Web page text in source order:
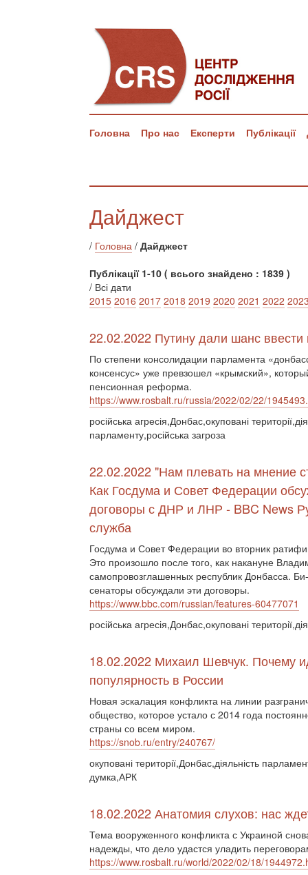
Головна Про нас Експерти Публікації
Дайджест
/ Головна / Дайджест
Публікації 1-10 ( всього знайдено : 1839 )
/ Всі дати
2015 2016 2017 2018 2019 2020 2021 2022
22.02.2022 Путину дали шанс ввести
По степени консолидации парламента
консенсус» уже превзошел «крымский»,
пенсионная реформа.
https://www.rosbalt.ru/russia/2022/02/22/
російська агресія,Донбас,окуповані
парламенту,російська загроза
22.02.2022 "Нам плевать на мнение
Как Госдума и Совет Федерации
договоры с ДНР и ЛНР - BBC News
служба
Госдума и Совет Федерации во вторник
Это произошло после того, как накануне
самопровозглашенных республик Донбасса.
сенаторы обсуждали эти договоры.
https://www.bbc.com/russian/features-60477071
російська агресія,Донбас,окуповані
18.02.2022 Михаил Шевчук. Почему
популярность в России
Новая эскалация конфликта на линии
общество, которое устало с 2014 года
страны со всем миром.
https://snob.ru/entry/240767/
окуповані території,Донбас,діяльність
думка,АРК
18.02.2022 Анатомия слухов: нас
Тема вооруженного конфликта с Украиной
надежды, что дело удастся уладить
https://www.rosbalt.ru/world/2022/02/18/